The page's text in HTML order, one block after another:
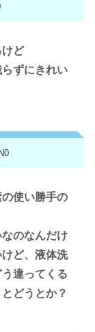
ど
ずにきれい
使い勝手の
のなんだけ
ど、液体洗
違ってくる
どうとか？